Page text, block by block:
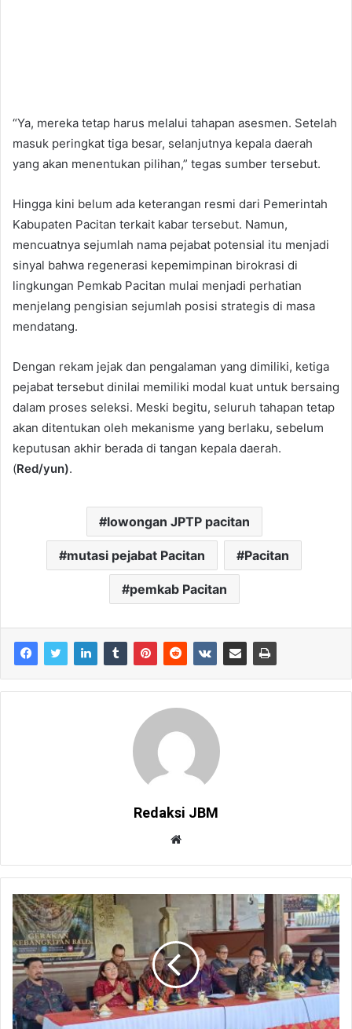
“Ya, mereka tetap harus melalui tahapan asesmen. Setelah
masuk peringkat tiga besar, selanjutnya kepala daerah
yang akan menentukan pilihan,” tegas sumber tersebut.
Hingga kini belum ada keterangan resmi dari Pemerintah
Kabupaten Pacitan terkait kabar tersebut. Namun,
mencuatnya sejumlah nama pejabat potensial itu menjadi
sinyal bahwa regenerasi kepemimpinan birokrasi di
lingkungan Pemkab Pacitan mulai menjadi perhatian
menjelang pengisian sejumlah posisi strategis di masa
mendatang.
Dengan rekam jejak dan pengalaman yang dimiliki, ketiga
pejabat tersebut dinilai memiliki modal kuat untuk bersaing
dalam proses seleksi. Meski begitu, seluruh tahapan tetap
akan ditentukan oleh mekanisme yang berlaku, sebelum
keputusan akhir berada di tangan kepala daerah.
(Red/yun).
lowongan JPTP pacitan
mutasi pejabat Pacitan Pacitan
pemkab Pacitan
Redaksi JBM
b
s
t
e